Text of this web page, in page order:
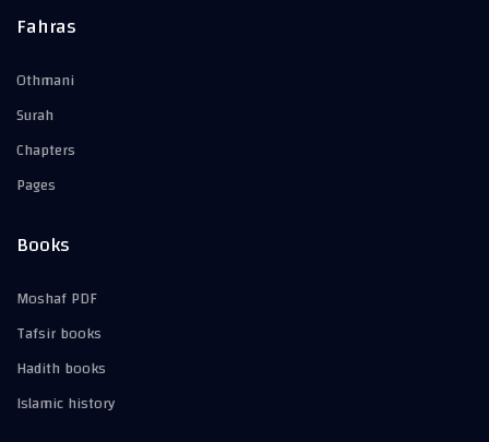
Fahras
Othmani
Surah
Chapters
Pages
Books
Moshaf PDF
Tafsir books
Hadith books
Islamic history